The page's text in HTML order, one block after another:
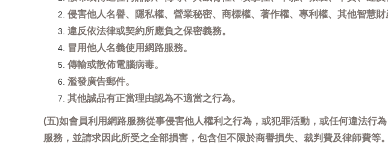
侵害他人名譽、隱私權、營業秘密、商標權、著作權、專利權、其他智慧財
違反依法律或契約所應負之保密義務。
冒用他人名義使用網路服務。
傳輸或散佈電腦病毒。
濫發廣告郵件。
其他誠品有正當理由認為不適當之行為。
(五)如會員利用網路服務從事侵害他人權利之行為，或犯罪活動，或任何違法行
服務，並請求因此所受之全部損害，包含但不限於商譽損失、裁判費及律師費等。